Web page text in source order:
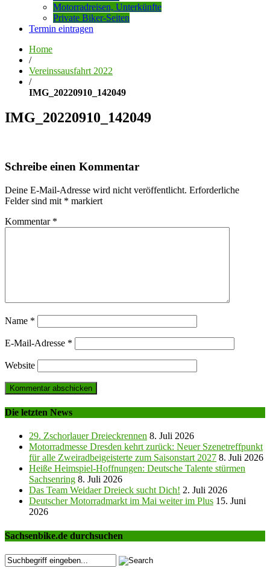
Motorradreisen, Unterkünfte
Private Biker-Seiten
Termin eintragen
Home
/
Vereinssausfahrt 2022
/
IMG_20220910_142049
IMG_20220910_142049
Schreibe einen Kommentar
Deine E-Mail-Adresse wird nicht veröffentlicht. Erforderliche
Felder sind mit * markiert
Kommentar *
Name *
E-Mail-Adresse *
Website
Die letzten News
29. Zschorlauer Dreieckrennen 8. Juli 2026
Motorradmesse Dresden kehrt zurück: Neuer Szenetreffpunkt
für alle Zweiradbeigeisterte zum Saisonstart 2027 8. Juli 2026
Heiße Heimspiel-Hoffnungen: Deutsche Talente stürmen
Sachsenring 8. Juli 2026
Das Team Weidaer Dreieck sucht Dich! 2. Juli 2026
Deutscher Motorradmarkt im Mai weiter im Plus 15. Juni
2026
Sachsenbike.de durchsuchen